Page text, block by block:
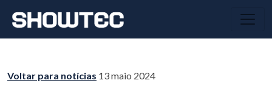
Voltar para notícias 13 maio 2024